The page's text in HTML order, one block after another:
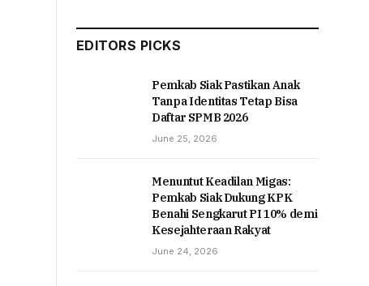
EDITORS PICKS
Pemkab Siak Pastikan Anak
Tanpa Identitas Tetap Bisa
Daftar SPMB 2026
June 25, 2026
Menuntut Keadilan Migas:
Pemkab Siak Dukung KPK
Benahi Sengkarut PI 10% demi
Kesejahteraan Rakyat
June 24, 2026